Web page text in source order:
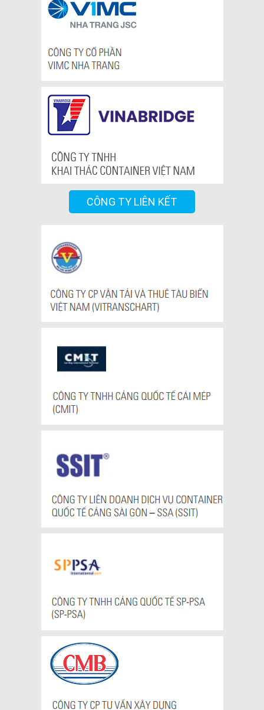
CÔNG TY LIÊN KẾT